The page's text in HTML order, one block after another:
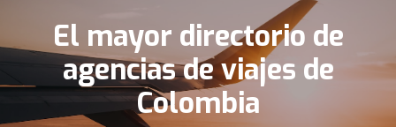
El mayor directorio de
agencias de viajes de
Colombia